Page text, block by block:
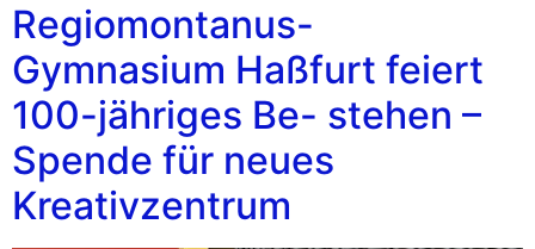
Regiomontanus-
Gymnasium Haßfurt feiert
100-jähriges Be- stehen –
Spende für neues
Kreativzentrum